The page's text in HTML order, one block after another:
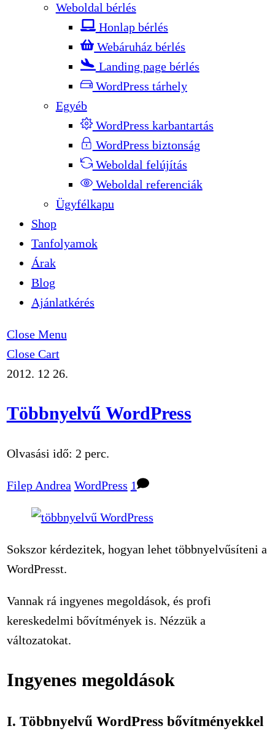
Weboldal bérlés
Honlap bérlés
Webáruház bérlés
Landing page bérlés
WordPress tárhely
Egyéb
WordPress karbantartás
WordPress biztonság
Weboldal felújítás
Weboldal referenciák
Ügyfélkapu
Shop
Tanfolyamok
Árak
Blog
Ajánlatkérés
Close Menu
Close Cart
2012. 12 26.
Többnyelvű WordPress
Olvasási idő: 2 perc.
Filep Andrea WordPress 1
Sokszor kérdezitek, hogyan lehet többnyelvűsíteni a
WordPresst.
Vannak rá ingyenes megoldások, és profi
kereskedelmi bővítmények is. Nézzük a
változatokat.
Ingyenes megoldások
I. Többnyelvű WordPress bővítményekkel